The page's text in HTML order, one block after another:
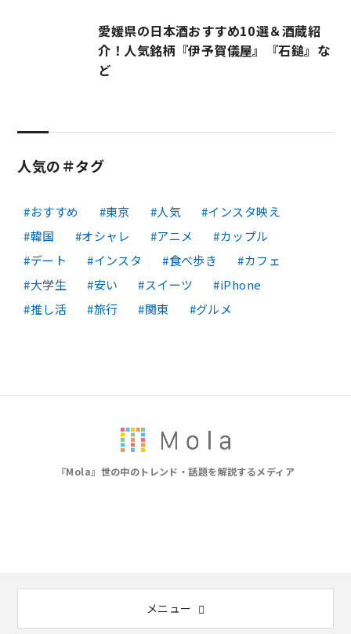
愛媛県の日本酒おすすめ10選＆酒蔵紹
介！人気銘柄『伊予賀儀屋』『石鎚』な
ど
人気の＃タグ
おすすめ 東京 人気
インスタ映え
韓国
オシャレ アニメ
カップル
デート
インスタ 食べ歩き
カフェ
大学生
安い スイーツ
iPhone
推し活
旅行 関東 グルメ
『Mola』世の中のトレンド・話題を解説するメディア
メニュー